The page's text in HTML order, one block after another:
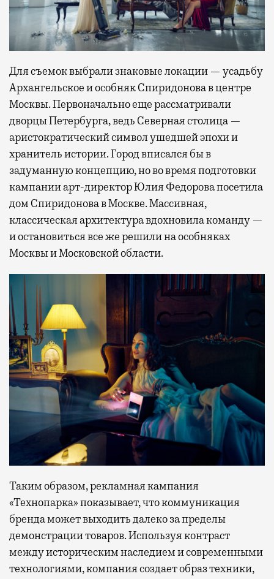
Для съемок выбрали знаковые локации — усадьбу
Архангельское и особняк Спиридонова в центре
Москвы. Первоначально еще рассматривали
дворцы Петербурга, ведь Северная столица —
аристократический символ ушедшей эпохи и
хранитель истории. Город вписался бы в
задуманную концепцию, но во время подготовки
кампании арт-директор Юлия Федорова посетила
дом Спиридонова в Москве. Массивная,
классическая архитектура вдохновила команду —
и остановиться все же решили на особняках
Москвы и Московской области.
Таким образом, рекламная кампания
«Технопарка» показывает, что коммуникация
бренда может выходить далеко за пределы
демонстрации товаров. Используя контраст
между историческим наследием и современными
технологиями, компания создает образ техники,